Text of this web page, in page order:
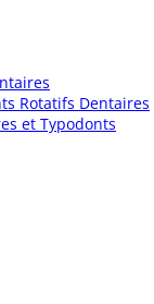
Rotatifs Dentaires
et Typodonts